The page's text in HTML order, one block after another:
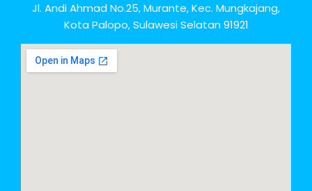
Jl. Andi Ahmad No.25, Murante, Kec. Mungkajang,
Kota Palopo, Sulawesi Selatan 91921